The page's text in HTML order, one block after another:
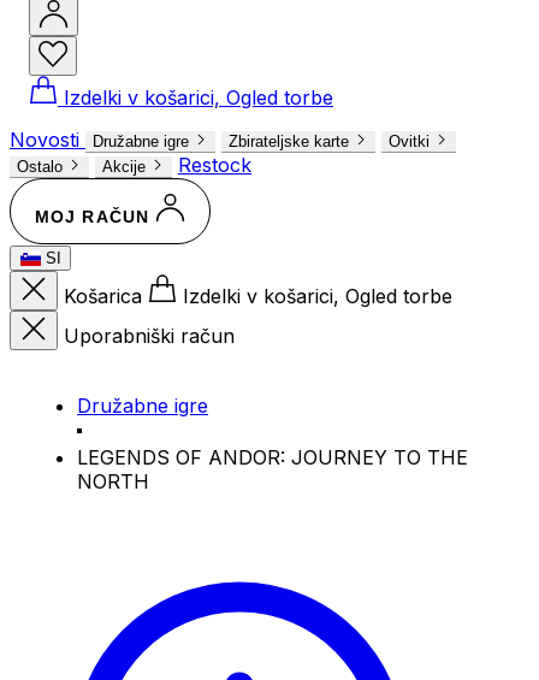
Izdelki v košarici, Ogled torbe
Novosti
Družabne igre Zbirateljske karte
Ovitki
Ostalo
Akcije Restock
MOJ RAČUN
SI
Košarica
Izdelki v košarici, Ogled torbe
Uporabniški račun
Družabne igre
LEGENDS OF ANDOR: JOURNEY TO THE
NORTH